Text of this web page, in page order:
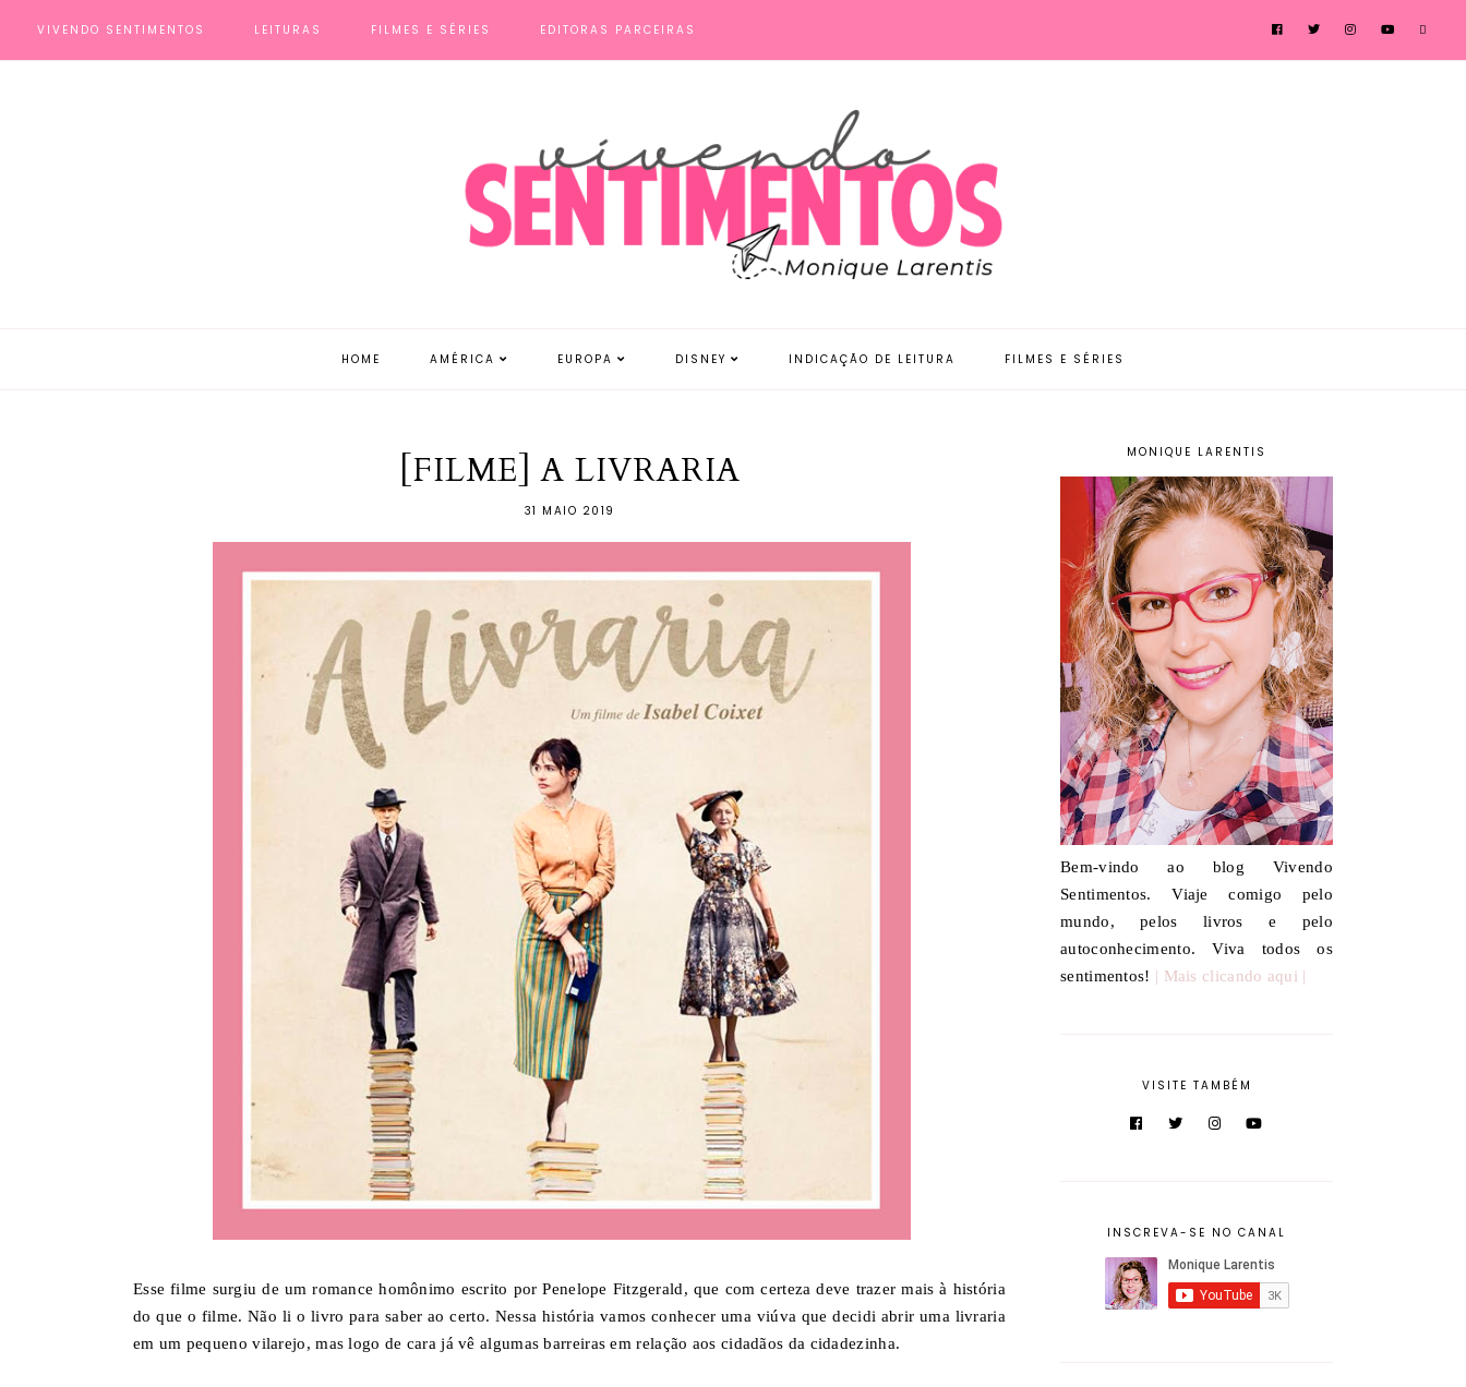
VIVENDO SENTIMENTOS LEITURAS FILMES E SÉRIES EDITORAS PARCEIRAS
HOME AMÉRICA EUROPA DISNEY INDICAÇÃO DE LEITURA FILMES E SÉRIES
[FILME] A LIVRARIA
31 MAIO 2019
Esse filme surgiu de um romance homônimo escrito por Penelope Fitzgerald, que com certeza deve trazer mais à história
do que o filme. Não li o livro para saber ao certo. Nessa história vamos conhecer uma viúva que decidi abrir uma livraria
em um pequeno vilarejo, mas logo de cara já vê algumas barreiras em relação aos cidadãos da cidadezinha.
MONIQUE LARENTIS
Bem-vindo ao blog Vivendo
Sentimentos. Viaje comigo pelo
mundo, pelos livros e pelo
autoconhecimento. Viva todos os
sentimentos! | Mais clicando aqui |
VISITE TAMBÉM
INSCREVA-SE NO CANAL